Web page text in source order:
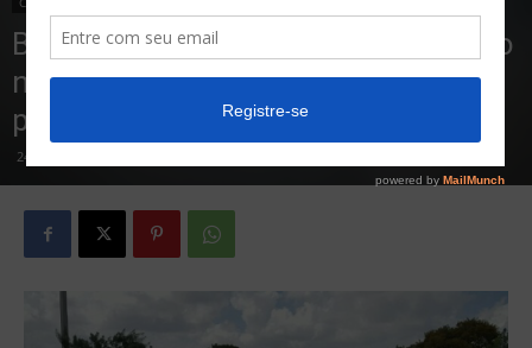
Bentley Bentayga está sendo leiloado
nos EUA por menos da metade do
preço
24/03/2017